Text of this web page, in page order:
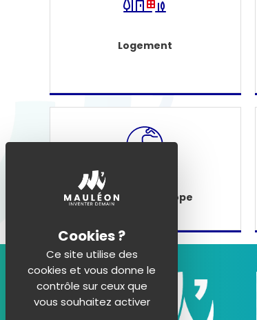
Logement
Étranger - Europe
Ce site utilise des
cookies et vous donne le
contrôle sur ceux que
vous souhaitez activer